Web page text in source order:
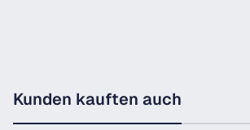
Kunden kauften auch